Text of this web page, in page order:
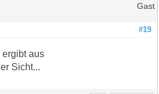
Gast
#19
aus
Sicht...